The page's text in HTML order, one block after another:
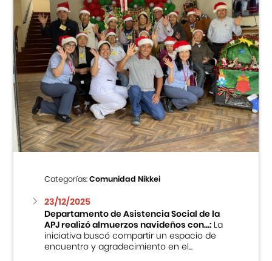
Categorías:Comunidad Nikkei
23/12/2025
Departamento de Asistencia Social de la
APJ realizó almuerzos navideños con...:La
iniciativa buscó compartir un espacio de
encuentro y agradecimiento en el...